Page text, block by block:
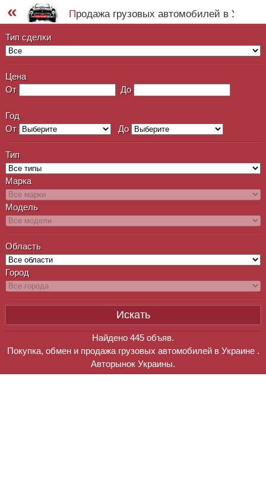
« Продажа грузовых автомобилей в
Тип сделки
Цена
От
До
Год
От
До
Тип
Марка
Модель
Область
Город
Найдено 445 объяв.
Покупка, обмен и продажа грузовых автомобилей в Украине .
Авторынок Украины.